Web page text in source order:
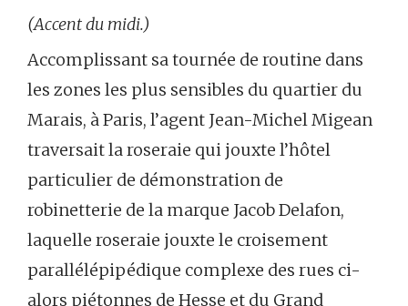
(Accent du midi.)
Accomplissant sa tournée de routine dans
les zones les plus sensibles du quartier du
Marais, à Paris, l’agent Jean-Michel Migean
traversait la roseraie qui jouxte l’hôtel
particulier de démonstration de
robinetterie de la marque Jacob Delafon,
laquelle roseraie jouxte le croisement
parallélépipédique complexe des rues ci-
alors piétonnes de Hesse et du Grand